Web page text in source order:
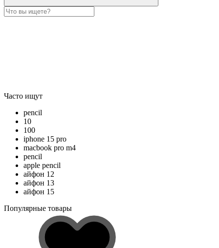
Часто ищут
pencil
10
100
iphone 15 pro
macbook pro m4
pencil
apple pencil
айфон 12
айфон 13
айфон 15
Популярные товары